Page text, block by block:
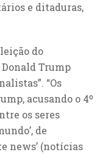
e ditaduras,
do
Trump
“Os
acusando o 4º
os seres
de
news’ (notícias